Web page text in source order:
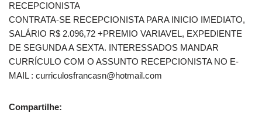
RECEPCIONISTA
CONTRATA-SE RECEPCIONISTA PARA INICIO IMEDIATO,
SALÁRIO R$ 2.096,72 +PREMIO VARIAVEL, EXPEDIENTE
DE SEGUNDA A SEXTA. INTERESSADOS MANDAR
CURRÍCULO COM O ASSUNTO RECEPCIONISTA NO E-
MAIL : curriculosfrancasn@hotmail.com
Compartilhe: